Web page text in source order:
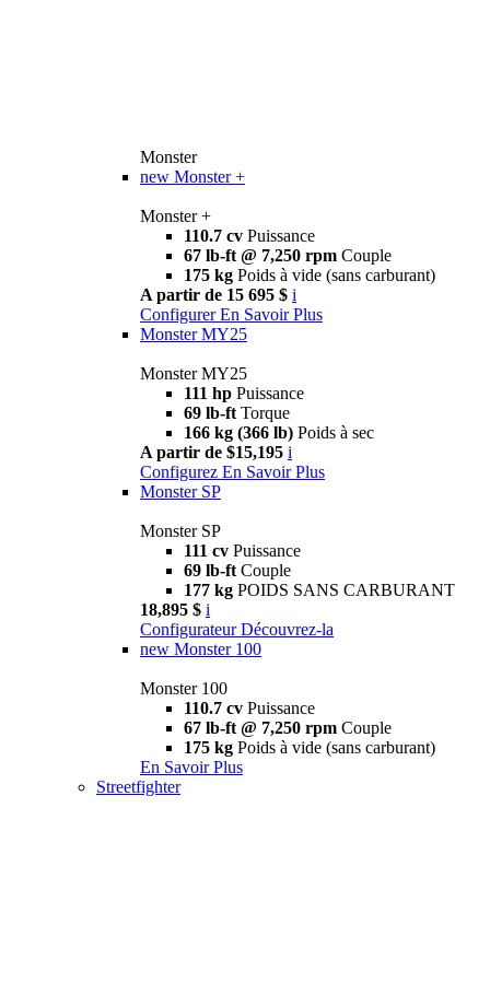
Monster
new Monster +
Monster +
110.7 cv Puissance
67 lb-ft @ 7,250 rpm Couple
175 kg Poids à vide (sans carburant)
A partir de 15 695 $ i
Configurer En Savoir Plus
Monster MY25
Monster MY25
111 hp Puissance
69 lb-ft Torque
166 kg (366 lb) Poids à sec
A partir de $15,195 i
Configurez En Savoir Plus
Monster SP
Monster SP
111 cv Puissance
69 lb-ft Couple
177 kg POIDS SANS CARBURANT
18,895 $ i
Configurateur Découvrez-la
new Monster 100
Monster 100
110.7 cv Puissance
67 lb-ft @ 7,250 rpm Couple
175 kg Poids à vide (sans carburant)
En Savoir Plus
Streetfighter